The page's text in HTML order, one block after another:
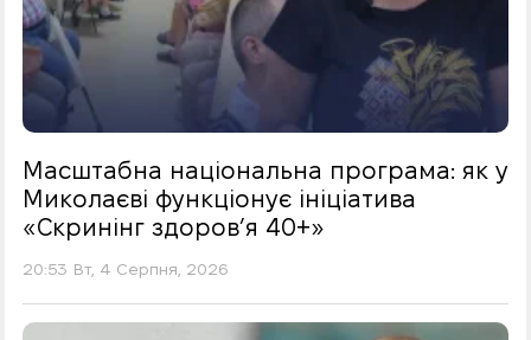
Масштабна національна програма: як у
Миколаєві функціонує ініціатива
«Скринінг здоровʼя 40+»
20:53 Вт, 4 Серпня, 2026